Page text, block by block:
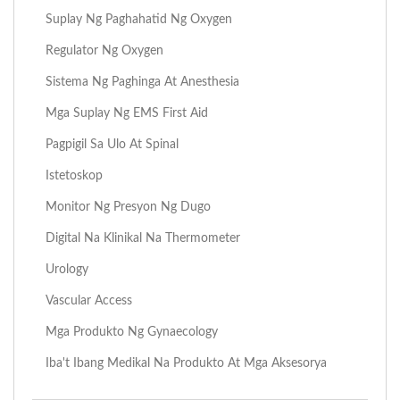
Suplay Ng Paghahatid Ng Oxygen
Regulator Ng Oxygen
Sistema Ng Paghinga At Anesthesia
Mga Suplay Ng EMS First Aid
Pagpigil Sa Ulo At Spinal
Istetoskop
Monitor Ng Presyon Ng Dugo
Digital Na Klinikal Na Thermometer
Urology
Vascular Access
Mga Produkto Ng Gynaecology
Iba't Ibang Medikal Na Produkto At Mga Aksesorya